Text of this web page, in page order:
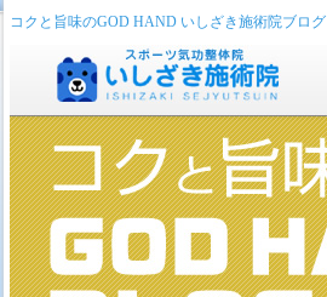
コクと旨味のGOD HAND いしざき施術院ブログ